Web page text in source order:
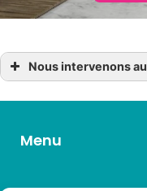
Nous intervenons
Chauffagiste à Morlaix
Menu